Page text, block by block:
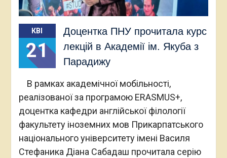
КВІ
21
Доцентка ПНУ прочитала курс
лекцій в Академії ім. Якуба з
Парадижу
В рамках академічної мобільності,
реалізованої за програмою ERASMUS+,
доцентка кафедри англійської філології
факультету іноземних мов Прикарпатського
національного університету імені Василя
Стефаника Діана Сабадаш прочитала серію